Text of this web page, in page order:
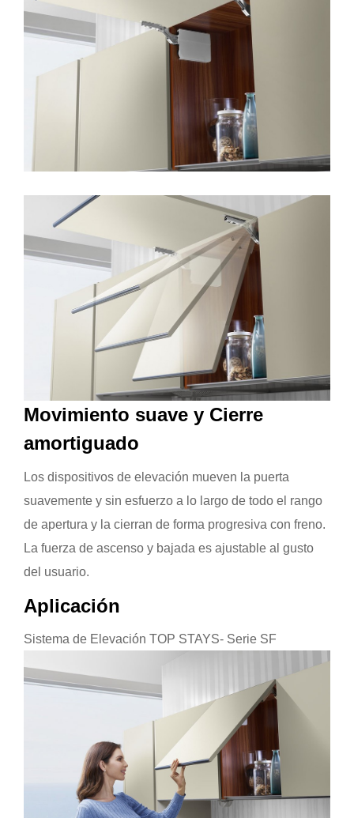
Movimiento suave y Cierre
amortiguado
Los dispositivos de elevación mueven la puerta
suavemente y sin esfuerzo a lo largo de todo el rango
de apertura y la cierran de forma progresiva con freno.
La fuerza de ascenso y bajada es ajustable al gusto
del usuario.
Aplicación
Sistema de Elevación TOP STAYS- Serie SF